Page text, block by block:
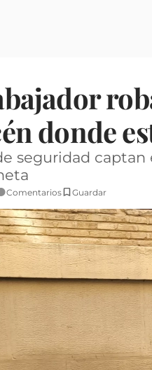
donde
seguridad
Comentarios Guardar